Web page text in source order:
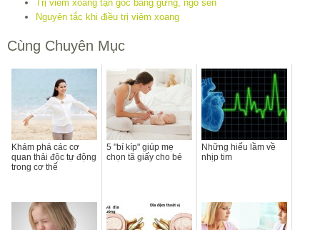
Trị viêm xoang tận gốc bằng gừng, ngó sen
Nguyên tắc khi điều trị viêm xoang
Cùng Chuyên Mục
Khám phá các cơ
quan thải độc tự động
trong cơ thể
5 "bí kíp" giúp mẹ
chọn tã giấy cho bé
Những hiểu lầm về
nhịp tim